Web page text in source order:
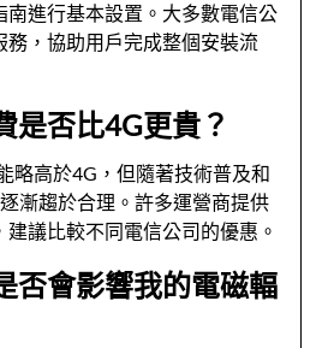
南進行基本設置。大多數電信公
務，協助用戶完成整個安裝流
是否比4G更貴？
略高於4G，但隨著技術普及和
漸趨於合理。許多運營商提供
議比較不同電信公司的優惠。
否會影響我的電磁輻